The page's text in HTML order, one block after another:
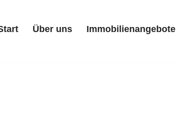
Über uns Immobilienangebote